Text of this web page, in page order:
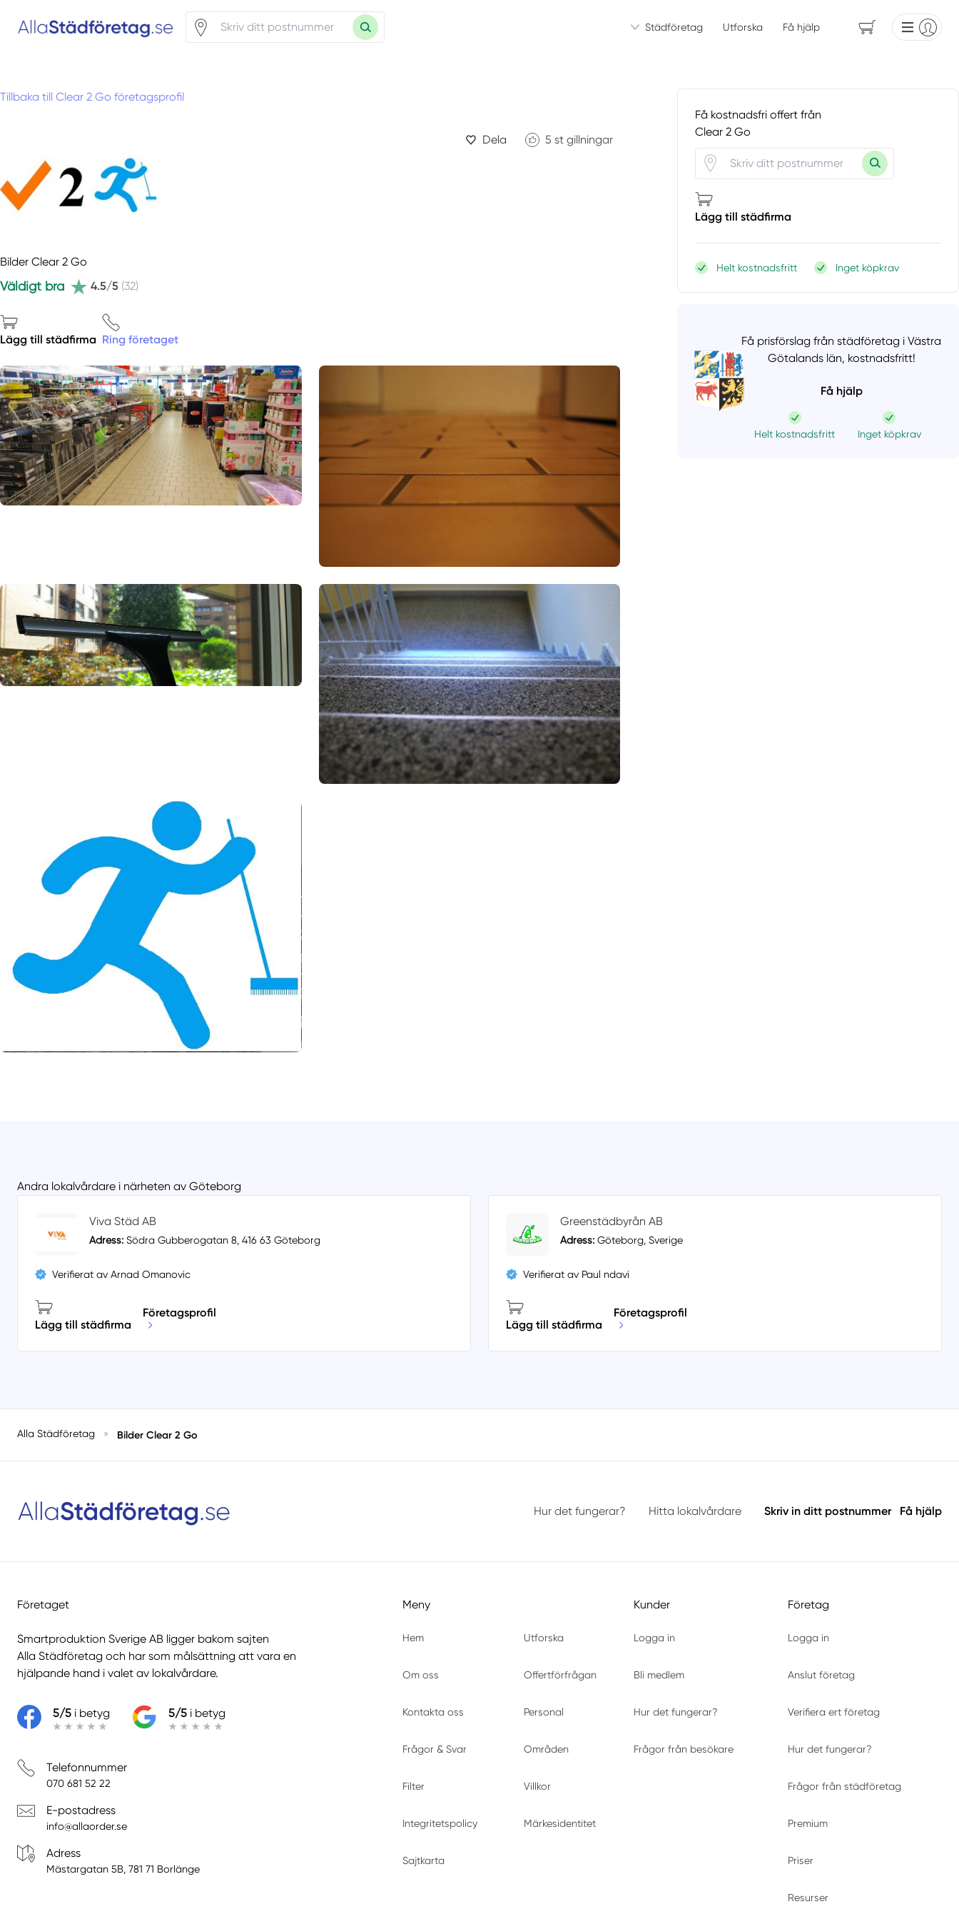
Städföretag Utforska Få hjälp
Tillbaka till Clear 2 Go företagsprofil
Dela 5 st gillningar
Bilder Clear 2 Go
Väldigt bra 4.5/5 (32)
Lägg till städfirma Ring företaget
Få kostnadsfri offert från
Clear 2 Go
Lägg till städfirma
Helt kostnadsfritt Inget köpkrav
Få prisförslag från städföretag i Västra
Götalands län, kostnadsfritt!
Få hjälp
Helt kostnadsfritt Inget köpkrav
Andra lokalvårdare i närheten av Göteborg
Viva Städ AB
Adress: Södra Gubberogatan 8, 416 63 Göteborg
Verifierat av Arnad Omanovic
Lägg till städfirma
Företagsprofil
Greenstädbyrån AB
Adress: Göteborg, Sverige
Verifierat av Paul ndavi
Lägg till städfirma
Företagsprofil
Alla Städföretag » Bilder Clear 2 Go
Hur det fungerar? Hitta lokalvårdare Skriv in ditt postnummer Få hjälp
Företaget
Smartproduktion Sverige AB ligger bakom sajten
Alla Städföretag och har som målsättning att vara en
hjälpande hand i valet av lokalvårdare.
5/5 i betyg 5/5 i betyg
Telefonnummer
070 681 52 22
E-postadress
info@allaorder.se
Adress
Mästargatan 5B, 781 71 Borlänge
Meny
Hem Utforska
Om oss Offertförfrågan
Kontakta oss Personal
Frågor & Svar Områden
Filter Villkor
Integritetspolicy Märkesidentitet
Sajtkarta
Kunder
Logga in
Bli medlem
Hur det fungerar?
Frågor från besökare
Företag
Logga in
Anslut företag
Verifiera ert företag
Hur det fungerar?
Frågor från städföretag
Premium
Priser
Resurser